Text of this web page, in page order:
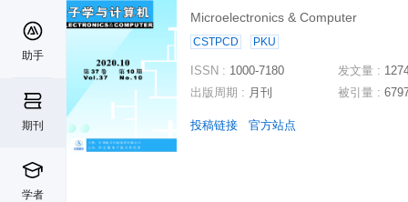
助手
期刊
学者
Microelectronics & Computer
CSTPCD PKU
ISSN : 1000-7180
出版周期 : 月刊
发文量 :
被引量 :
投稿链接 官方站点